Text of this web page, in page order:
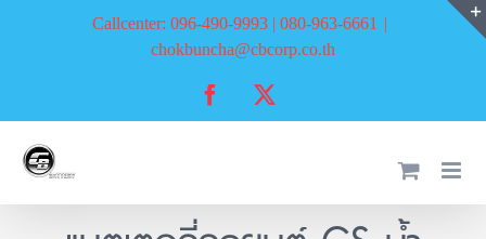
Callcenter: 096-490-9993 | 080-963-6661 |
chokbuncha@cbcorp.co.th
Facebook